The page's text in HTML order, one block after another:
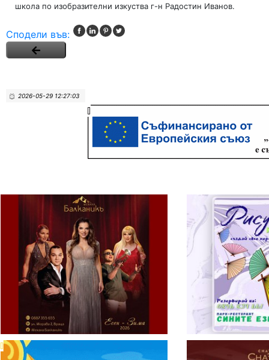
школа по изобразителни изкуства г-н Радостин Иванов.
Сподели във:
2026-05-29 12:27:03